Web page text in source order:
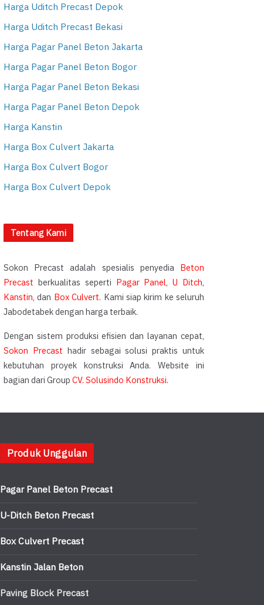
Harga Uditch Precast Depok
Harga Uditch Precast Bekasi
Harga Pagar Panel Beton Jakarta
Harga Pagar Panel Beton Bogor
Harga Pagar Panel Beton Bekasi
Harga Pagar Panel Beton Depok
Harga Kanstin
Harga Box Culvert Jakarta
Harga Box Culvert Bogor
Harga Box Culvert Depok
Tentang Kami
Sokon Precast adalah spesialis penyedia Beton
Precast berkualitas seperti Pagar Panel,U Ditch,
Kanstin, dan Box Culvert. Kami siap kirim ke seluruh
Jabodetabek dengan harga terbaik.
Dengan sistem produksi efisien dan layanan cepat,
Sokon Precast hadir sebagai solusi praktis untuk
kebutuhan proyek konstruksi Anda. Website ini
bagian dari GroupCV. Solusindo Konstruksi.
Produk Unggulan
Pagar Panel Beton Precast
U-Ditch Beton Precast
Box Culvert Precast
Kanstin Jalan Beton
Paving Block Precast